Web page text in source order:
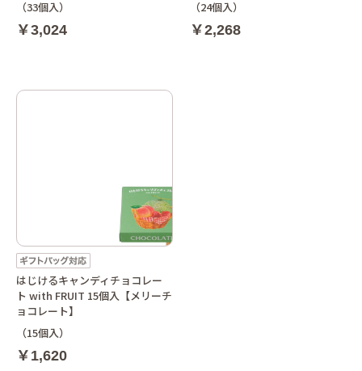
（33個入）
￥3,024
（24個入）
￥2,268
はじけるキャンディチョコレー
ト with FRUIT 15個入【メリーチ
ョコレート】
（15個入）
￥1,620